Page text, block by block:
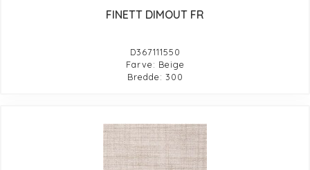
FINETT DIMOUT FR
D367111550
Farve: Beige
Bredde: 300